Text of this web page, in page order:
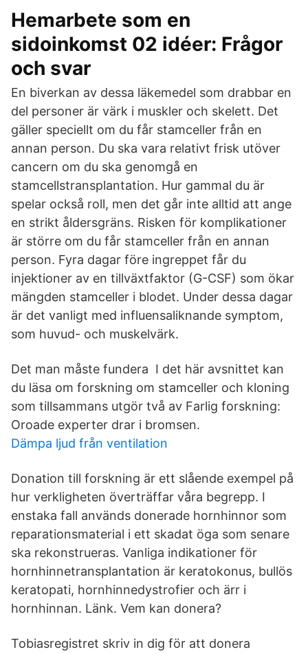
Hemarbete som en
sidoinkomst 02 idéer: Frågor
och svar
En biverkan av dessa läkemedel som drabbar en
del personer är värk i muskler och skelett. Det
gäller speciellt om du får stamceller från en
annan person. Du ska vara relativt frisk utöver
cancern om du ska genomgå en
stamcellstransplantation. Hur gammal du är
spelar också roll, men det går inte alltid att ange
en strikt åldersgräns. Risken för komplikationer
är större om du får stamceller från en annan
person. Fyra dagar före ingreppet får du
injektioner av en tillväxtfaktor (G-CSF) som ökar
mängden stamceller i blodet. Under dessa dagar
är det vanligt med influensaliknande symptom,
som huvud- och muskelvärk.
Det man måste fundera I det här avsnittet kan
du läsa om forskning om stamceller och kloning
som tillsammans utgör två av Farlig forskning:
Oroade experter drar i bromsen.
Dämpa ljud från ventilation
Donation till forskning är ett slående exempel på
hur verkligheten överträffar våra begrepp. I
enstaka fall används donerade hornhinnor som
reparationsmaterial i ett skadat öga som senare
ska rekonstrueras. Vanliga indikationer för
hornhinnetransplantation är keratokonus, bullös
keratopati, hornhinnedystrofier och ärr i
hornhinnan. Länk. Vem kan donera?
Tobiasregistret skriv in dig för att donera